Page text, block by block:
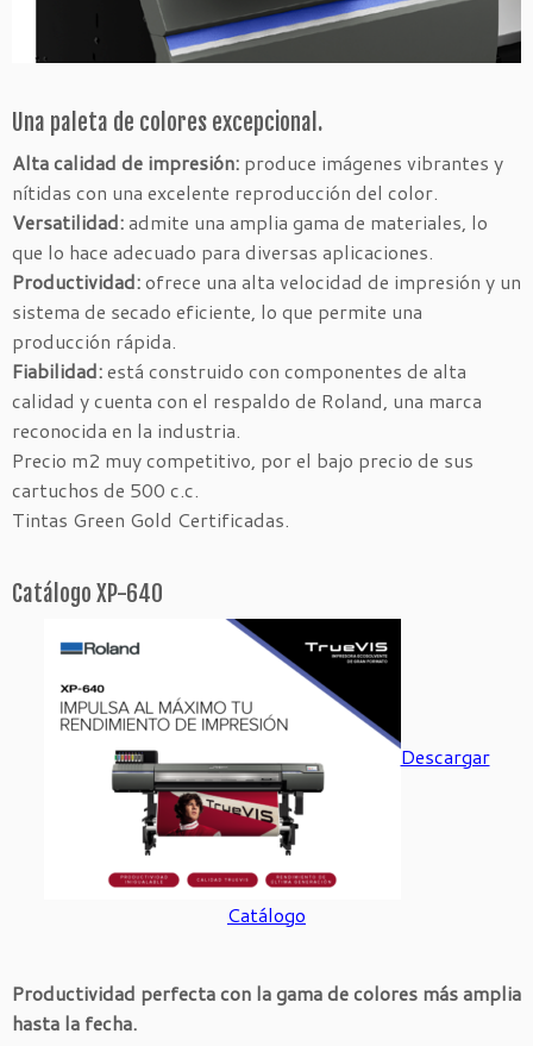
Una paleta de colores excepcional.
Alta calidad de impresión: produce imágenes vibrantes y
nítidas con una excelente reproducción del color.
Versatilidad:admite una amplia gama de materiales, lo
que lo hace adecuado para diversas aplicaciones.
Productividad:ofrece una alta velocidad de impresión y un
sistema de secado eficiente, lo que permite una
producción rápida.
Fiabilidad:está construido con componentes de alta
calidad y cuenta con el respaldo de Roland, una marca
reconocida en la industria.
Precio m2 muy competitivo, por el bajo precio de sus
cartuchos de 500 c.c.
Tintas Green Gold Certificadas.
Catálogo XP-640
Descargar
Catálogo
Productividad perfecta con la gama de colores más amplia
hasta la fecha.